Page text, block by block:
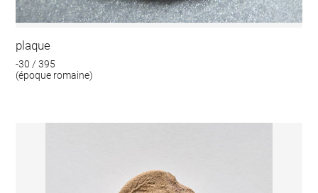
plaque
-30 / 395
(époque romaine)